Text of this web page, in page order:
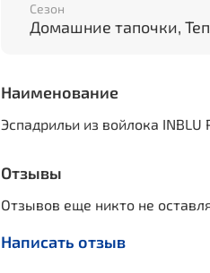
Сезон
Домашние тапочки,
Наименование
Эспадрильи из войлока INBLU
Отзывы
Отзывов еще никто не
Написать отзыв